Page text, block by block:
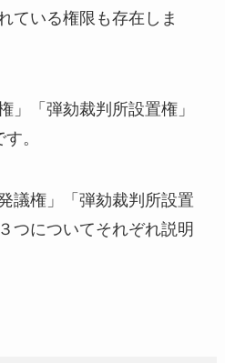
ている権限も存在しま
」「弾劾裁判所設置権」
。
議権」「弾劾裁判所設置
つについてそれぞれ説明